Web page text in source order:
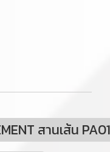
สานเส้น PA01